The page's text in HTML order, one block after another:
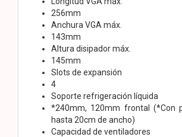
256mm
Anchura VGA máx.
143mm
Altura disipador máx.
145mm
Slots de expansión
4
Soporte refrigeración líquida
*240mm, 120mm frontal (*Con
hasta 20cm de ancho)
Capacidad de ventiladores